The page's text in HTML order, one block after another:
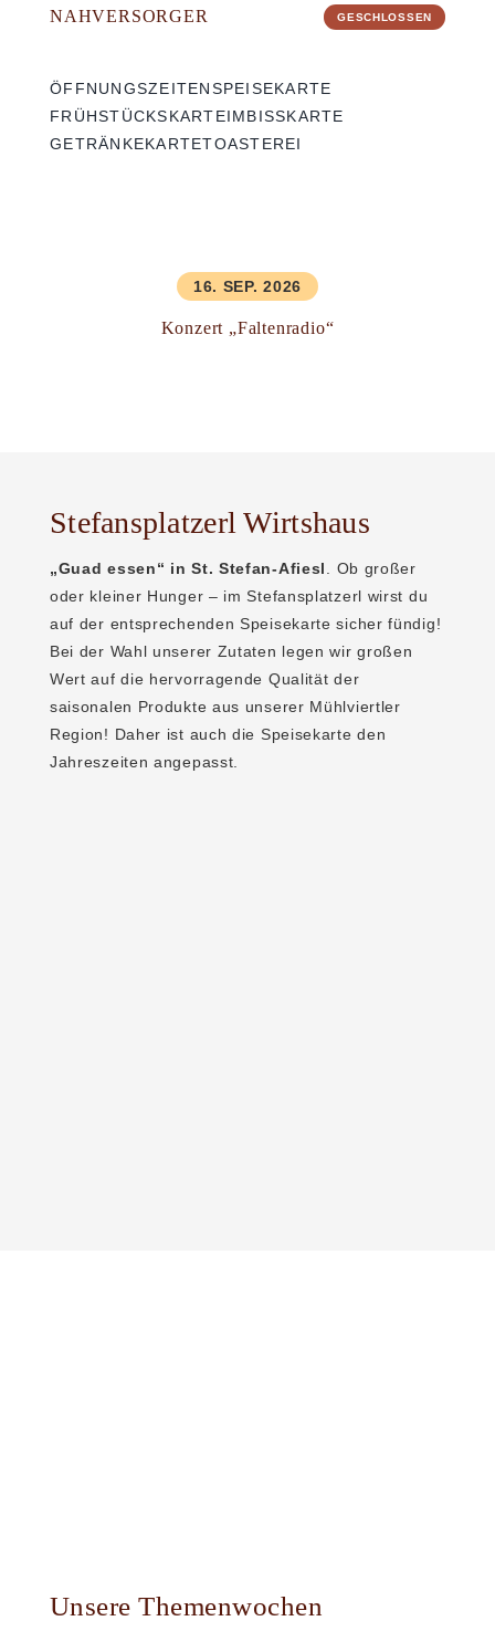
NAHVERSORGER GESCHLOSSEN
ÖFFNUNGSZEITENSPEISEKARTE
FRÜHSTÜCKSKARTEIMBISSKARTE
GETRÄNKEKARTETOASTEREI
16. SEP. 2026
Konzert „Faltenradio“
Stefansplatzerl Wirtshaus
„Guad essen“ in St. Stefan-Afiesl
. Ob großer
oder kleiner Hunger – im Stefansplatzerl wirst du
auf der entsprechenden Speisekarte sicher fündig!
Bei der Wahl unserer Zutaten legen wir großen
Wert auf die hervorragende Qualität der
saisonalen Produkte aus unserer Mühlviertler
Region! Daher ist auch die Speisekarte den
Jahreszeiten angepasst.
Unsere Themenwochen